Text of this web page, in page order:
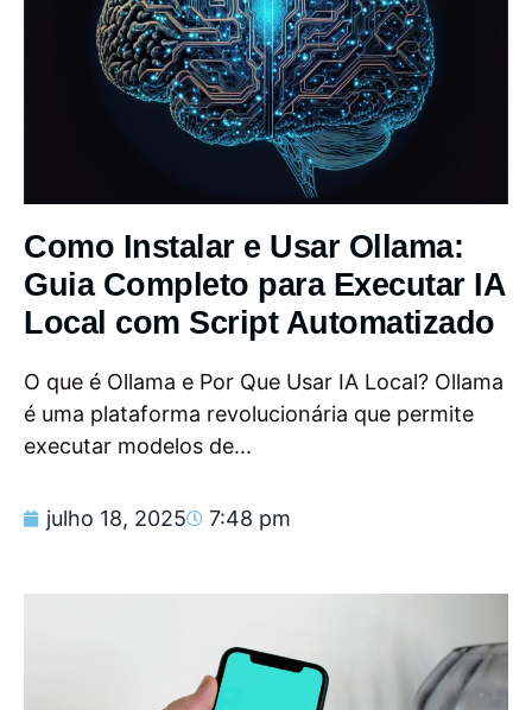
Como Instalar e Usar Ollama:
Guia Completo para Executar IA
Local com Script Automatizado
O que é Ollama e Por Que Usar IA Local? Ollama
é uma plataforma revolucionária que permite
executar modelos de...
julho 18, 2025 7:48 pm